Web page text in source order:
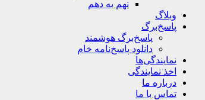
نهم به دهم
وبلاگ
پاسخ‌برگ
پاسخ‌برگ‌ هوشمند
دانلود پاسخ‌نامه خام
نمایندگی‌ها
اخذ نمایندگی
درباره ما
تماس با ما